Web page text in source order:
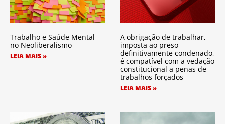
Trabalho e Saúde Mental
no Neoliberalismo
LEIA MAIS »
A obrigação de trabalhar,
imposta ao preso
definitivamente condenado,
é compatível com a vedação
constitucional a penas de
trabalhos forçados
LEIA MAIS »